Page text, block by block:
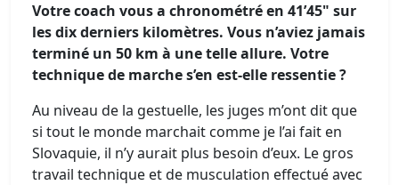
Votre coach vous a chronométré en 41’45" sur
les dix derniers kilomètres. Vous n’aviez jamais
terminé un 50 km à une telle allure. Votre
technique de marche s’en est-elle ressentie ?
Au niveau de la gestuelle, les juges m’ont dit que
si tout le monde marchait comme je l’ai fait en
Slovaquie, il n’y aurait plus besoin d’eux. Le gros
travail technique et de musculation effectué avec